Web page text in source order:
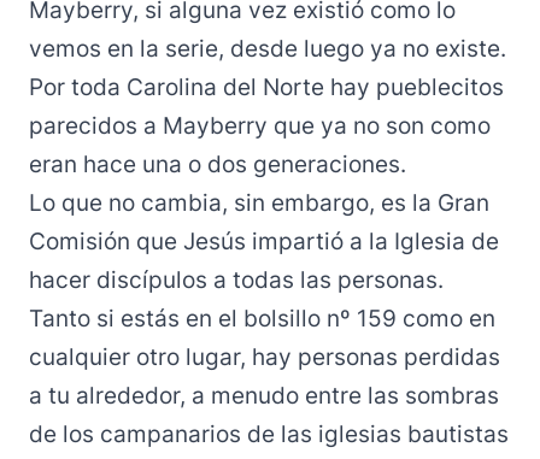
Mayberry, si alguna vez existió como lo
vemos en la serie, desde luego ya no existe.
Por toda Carolina del Norte hay pueblecitos
parecidos a Mayberry que ya no son como
eran hace una o dos generaciones.
Lo que no cambia, sin embargo, es la Gran
Comisión que Jesús impartió a la Iglesia de
hacer discípulos a todas las personas.
Tanto si estás en el bolsillo nº 159 como en
cualquier otro lugar, hay personas perdidas
a tu alrededor, a menudo entre las sombras
de los campanarios de las iglesias bautistas